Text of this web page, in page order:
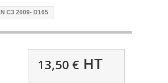
C3 2009- D165
13,50 €HT